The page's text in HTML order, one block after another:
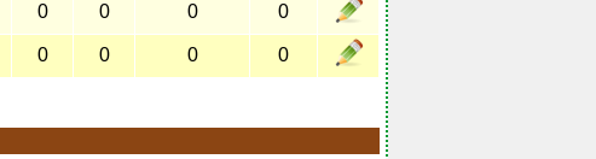
0 0 0 0
0 0 0 0